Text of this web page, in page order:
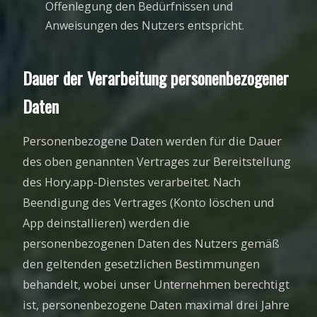
Offenlegung den Bedürfnissen und
Anweisungen des Nutzers entspricht.
Dauer der Verarbeitung personenbezogener
Daten
Personenbezogene Daten werden für die Dauer
des oben genannten Vertrages zur Bereitstellung
des Hory.app-Dienstes verarbeitet. Nach
Beendigung des Vertrages (Konto löschen und
App deinstallieren) werden die
personenbezogenen Daten des Nutzers gemäß
den geltenden gesetzlichen Bestimmungen
behandelt, wobei unser Unternehmen berechtigt
ist, personenbezogene Daten maximal drei Jahre